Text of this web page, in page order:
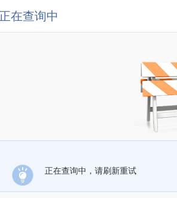
正在查询中
正在查询中，请刷新重试